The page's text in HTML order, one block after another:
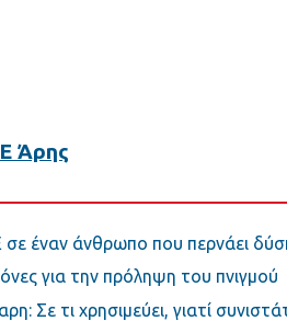
Άρης
έναν άνθρωπο που περνάει
για την πρόληψη του πνιγμού
Σε τι χρησιμεύει, γιατί